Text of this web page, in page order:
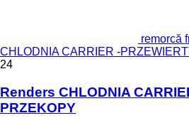
remorcă
CHLODNIA CARRIER -
24
Renders CHLODNIA
PRZEKOPY